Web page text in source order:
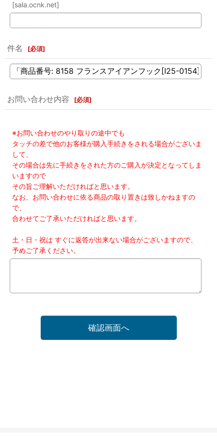
[sala.ocnk.net]
件名 [必須]
お問い合わせ内容 [必須]
※お問い合わせのやり取りの途中でも
タッチの差で他のお客様が購入手続きをされる場合がございま
して、
その場合は先に手続きをされた方のご購入が決定となってしま
いますので
その旨ご理解いただければと思います。
なお、お問い合わせに依る商品の取り置きは致しかねますの
で、
合わせてご了承いただければと思います。
土・日・祝は すぐに返答が出来ない場合がございますので、
予めご了承ください。
確認画面へ